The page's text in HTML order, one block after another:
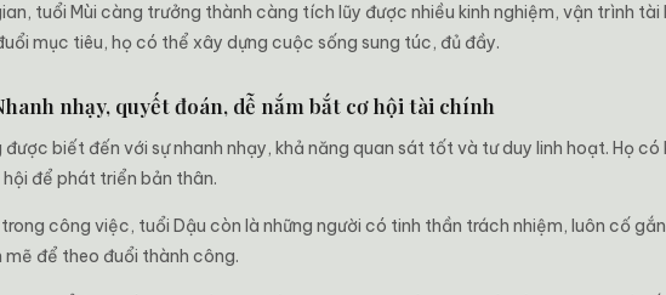
tuổi Mùi càng trưởng thành càng tích lũy được nhiều kinh nghiệm, vận trình
mục tiêu, họ có thể xây dựng cuộc sống sung túc, đủ đầy.
nhạy, quyết đoán, dễ nắm bắt cơ hội tài chính
biết đến với sự nhanh nhạy, khả năng quan sát tốt và tư duy linh hoạt. Họ
để phát triển bản thân.
công việc, tuổi Dậu còn là những người có tinh thần trách nhiệm, luôn cố
để theo đuổi thành công.